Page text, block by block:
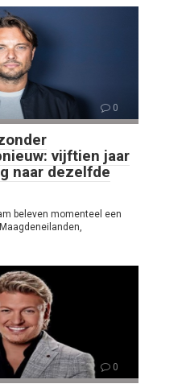
0
vijftien jaar
naar dezelfde
beleven momenteel een
0